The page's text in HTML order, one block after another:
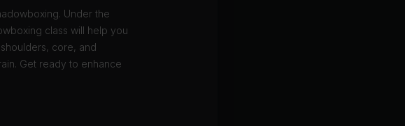
Under the
class will help you
core, and
Get ready to enhance